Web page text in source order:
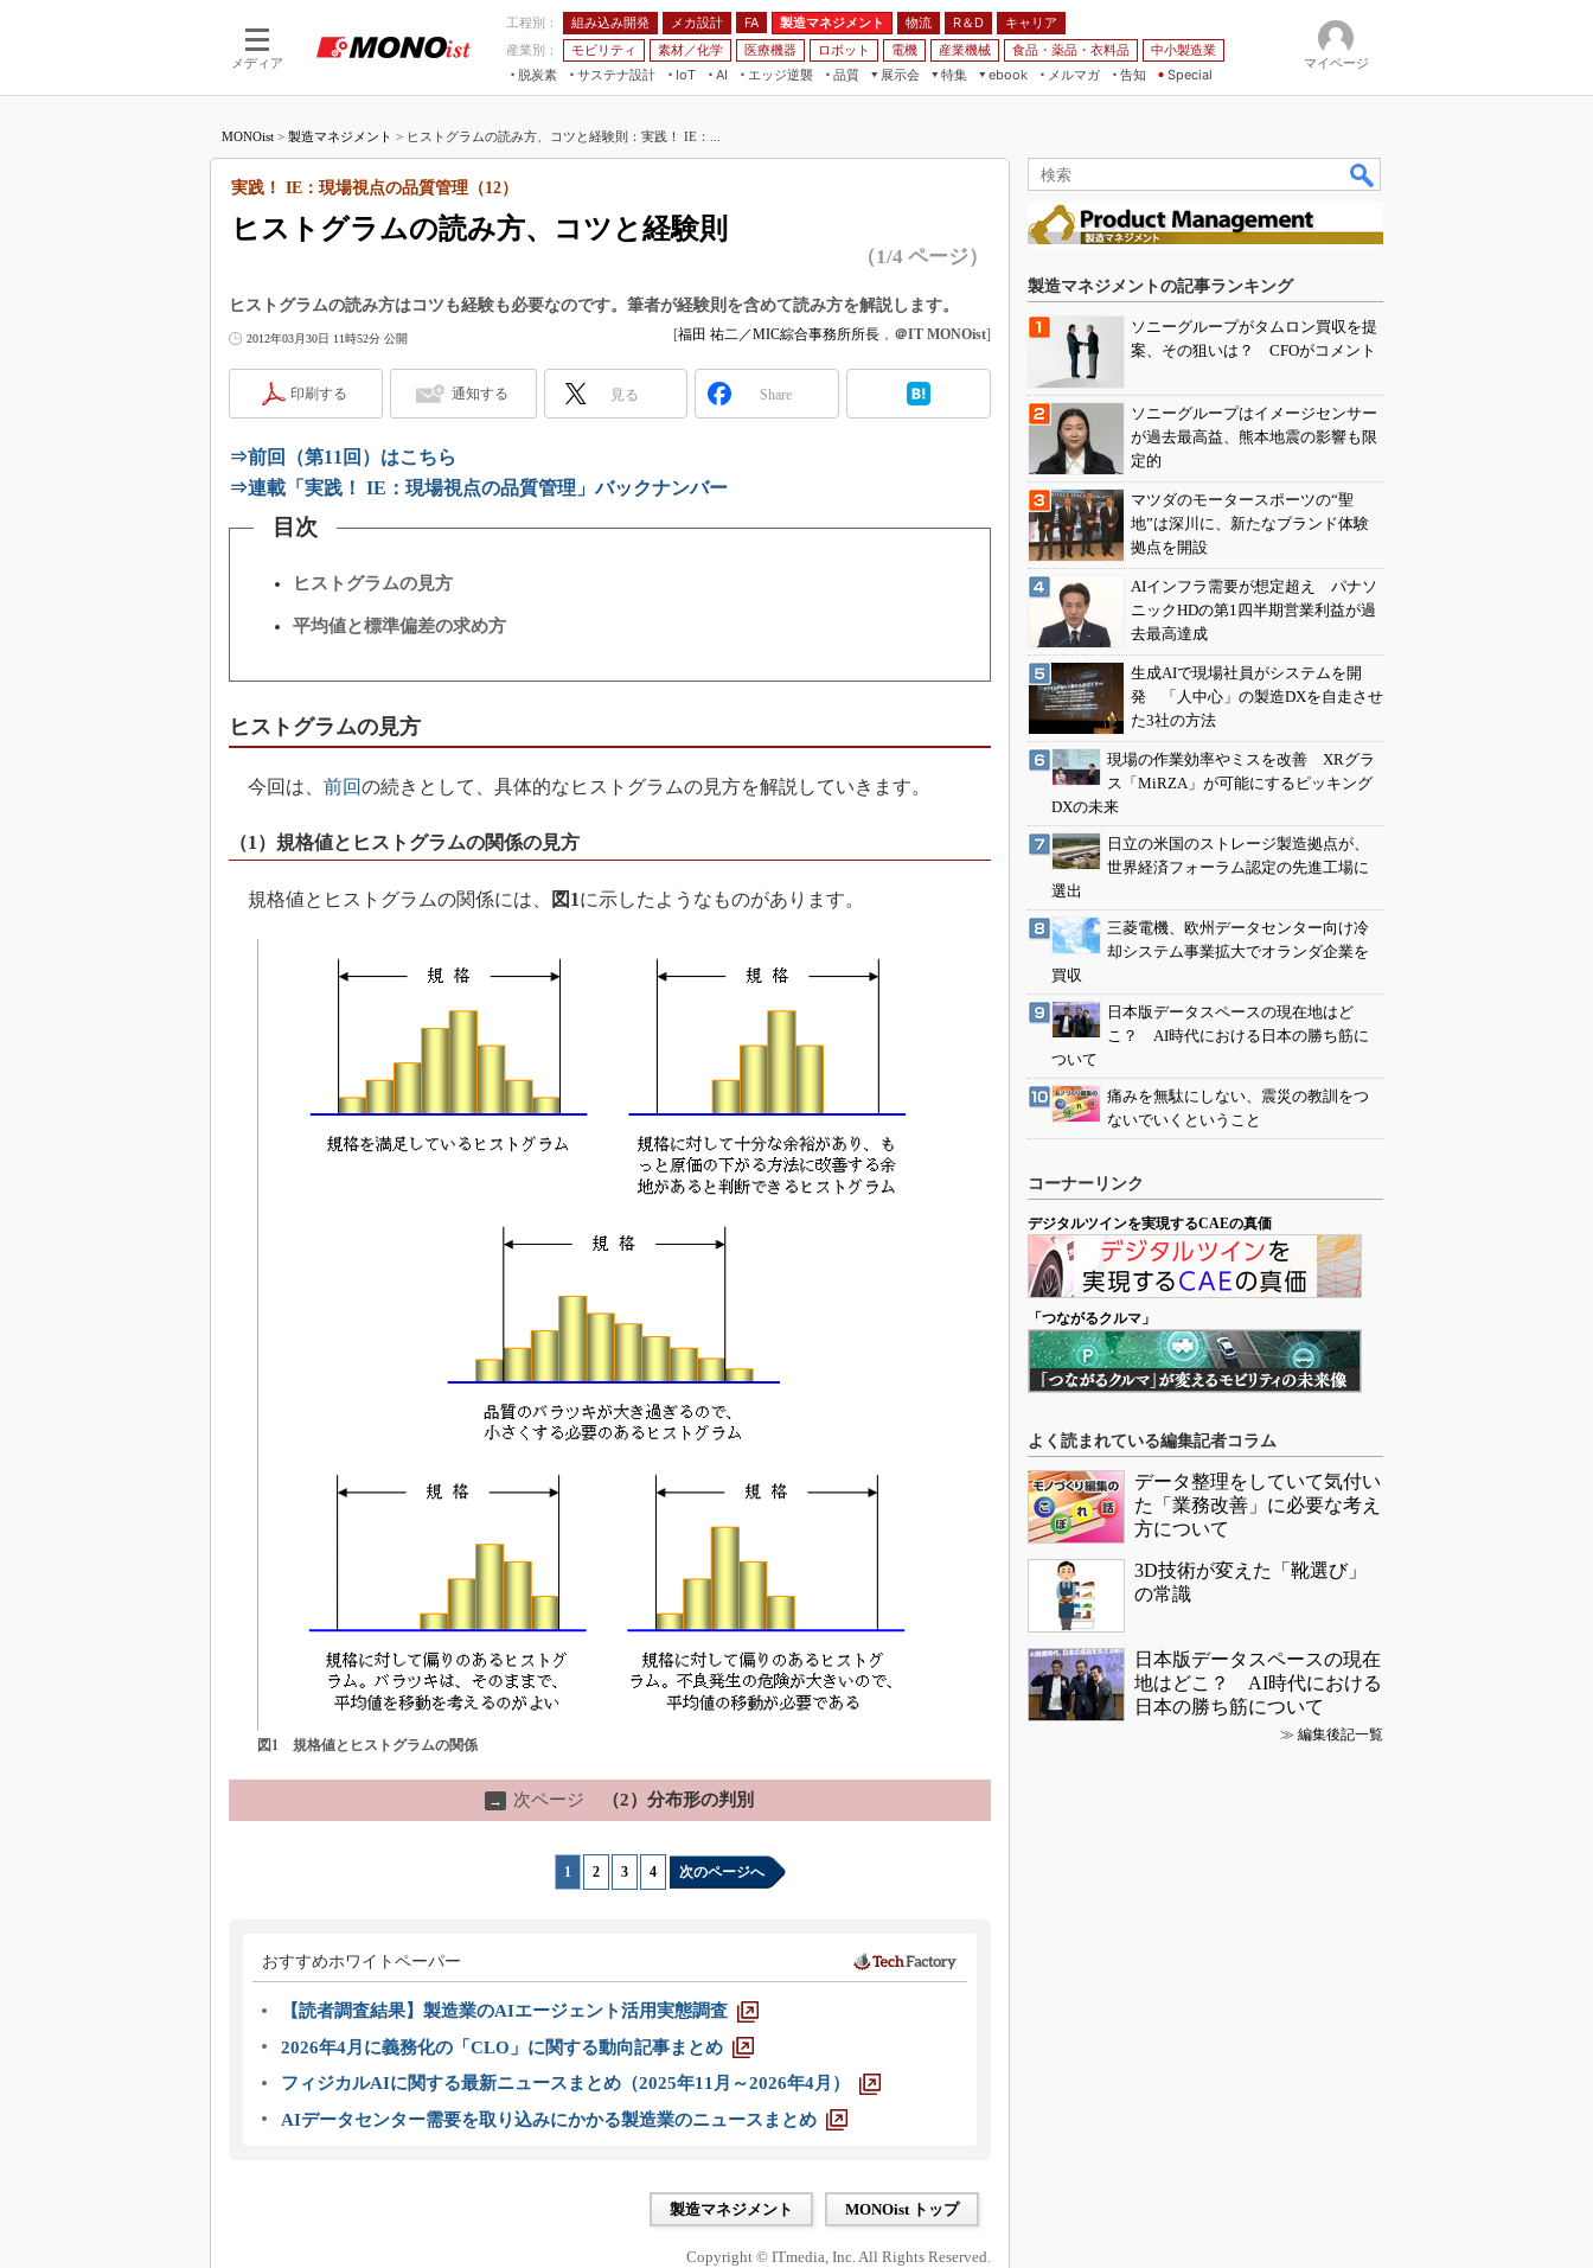
メディア
工程別： 組み込み開発 メカ設計 FA 製造マネジメント 物流 R＆D
キャリア
産業別：
モビリティ 素材／化学 医療機器 ロボット 電機 産業機械 食品・薬品・衣料品
中小製造業
脱炭素
サステナ設計
IoT
つながる工場
つながるサービス
AI
AI×設備保全
エッジ逆襲 品質
展示会
JIMTOF
IIFES
ジャパンモビリティショー
TECHNO-FRONTIER
人テク展
スマート工場EXPO
日本ものづくりワールド
特集
つながるクルマ
VR／AR
フィールドサービス
Windows Embedded
イノベーション
植物工場
グローバル設計・開発
新型コロナへの対応
ebook
メルマガ
告知 Special
マイページ
MONOist > 製造マネジメント > ヒストグラムの読み方、コツと経験則：実践！ IE：...
ヒストグラムの読み方、コツと経験則
実践！ IE：現場視点の品質管理（12）
（1/4 ページ）
ヒストグラムの読み方はコツも経験も必要なのです。筆者が経験則を含めて読み方を解説します。
2012年03月30日 11時52分 公開 [福田 祐二／MIC綜合事務所所長 ， ＠IT MONOist]
印刷する 通知する 見る Share
⇒前回（第11回）はこちら
⇒連載「実践！ IE：現場視点の品質管理」バックナンバー
目次
ヒストグラムの見方
平均値と標準偏差の求め方
ヒストグラムの見方
今回は、 前回の続きとして、具体的なヒストグラムの見方を解説していきます。
（1）規格値とヒストグラムの関係の見方
規格値とヒストグラムの関係には、 図1に示したようなものがあります。
図1 規格値とヒストグラムの関係
→ 次ページ （2）分布形の判別
1 2 3 4 次のページへ
おすすめホワイトペーパー
【読者調査結果】製造業のAIエージェント活用実態調査
2026年4月に義務化の「CLO」に関する動向記事まとめ
フィジカルAIに関する最新ニュースまとめ（2025年11月～2026年4月）
AIデータセンター需要を取り込みにかかる製造業のニュースまとめ
製造マネジメント MONOist トップ
Copyright © ITmedia, Inc. All Rights Reserved.
製造マネジメントの記事ランキング
ソニーグループがタムロン買収を提
案、その狙いは？ CFOがコメント
ソニーグループはイメージセンサー
が過去最高益、熊本地震の影響も限
定的
マツダのモータースポーツの“聖
地”は深川に、新たなブランド体験
拠点を開設
AIインフラ需要が想定超え パナソ
ニックHDの第1四半期営業利益が過
去最高達成
生成AIで現場社員がシステムを開
発 「人中心」の製造DXを自走させ
た3社の方法
現場の作業効率やミスを改善 XRグラ
ス「MiRZA」が可能にするピッキング
DXの未来
日立の米国のストレージ製造拠点が、
世界経済フォーラム認定の先進工場に
選出
三菱電機、欧州データセンター向け冷
却システム事業拡大でオランダ企業を
買収
日本版データスペースの現在地はど
こ？ AI時代における日本の勝ち筋に
ついて
痛みを無駄にしない、震災の教訓をつ
ないでいくということ
コーナーリンク
デジタルツインを実現するCAEの真価
「つながるクルマ」
よく読まれている編集記者コラム
データ整理をしていて気付い
た「業務改善」に必要な考え
方について
3D技術が変えた「靴選び」
の常識
日本版データスペースの現在
地はどこ？ AI時代における
日本の勝ち筋について
≫ 編集後記一覧